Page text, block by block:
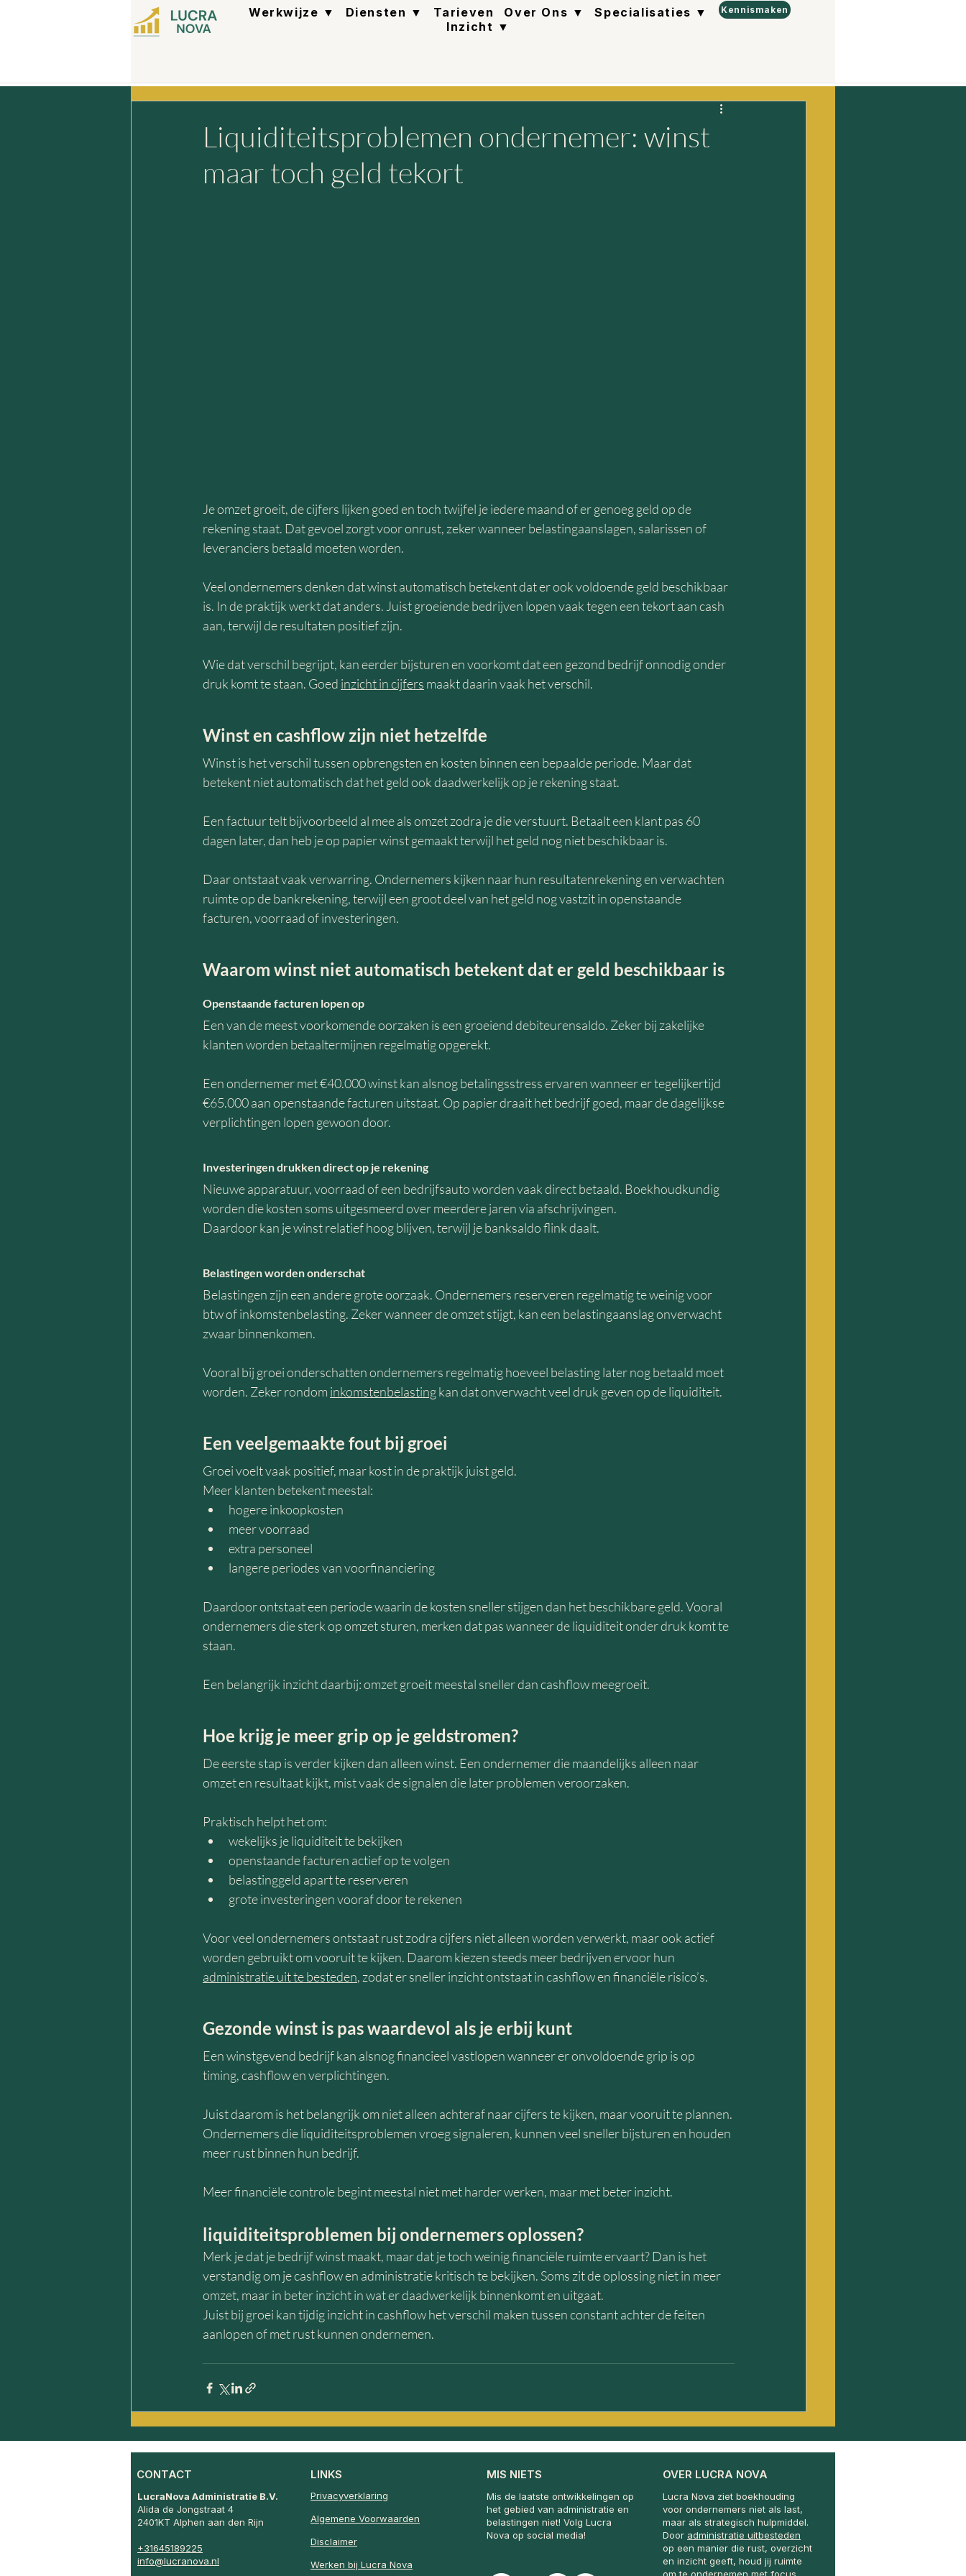
Werkwijze ▼ Diensten ▼ Tarieven Over Ons ▼
Specialisaties ▼
Inzicht ▼
Kennismaken
Liquiditeitsproblemen ondernemer: winst
maar toch geld tekort
Je omzet groeit, de cijfers lijken goed en toch twijfel je iedere maand of er genoeg geld op de
rekening staat. Dat gevoel zorgt voor onrust, zeker wanneer belastingaanslagen, salarissen of
leveranciers betaald moeten worden.
Veel ondernemers denken dat winst automatisch betekent dat er ook voldoende geld beschikbaar
is. In de praktijk werkt dat anders. Juist groeiende bedrijven lopen vaak tegen een tekort aan cash
aan, terwijl de resultaten positief zijn.
Wie dat verschil begrijpt, kan eerder bijsturen en voorkomt dat een gezond bedrijf onnodig onder
druk komt te staan. Goed inzicht in cijfers maakt daarin vaak het verschil.
Winst en cashflow zijn niet hetzelfde
Winst is het verschil tussen opbrengsten en kosten binnen een bepaalde periode. Maar dat
betekent niet automatisch dat het geld ook daadwerkelijk op je rekening staat.
Een factuur telt bijvoorbeeld al mee als omzet zodra je die verstuurt. Betaalt een klant pas 60
dagen later, dan heb je op papier winst gemaakt terwijl het geld nog niet beschikbaar is.
Daar ontstaat vaak verwarring. Ondernemers kijken naar hun resultatenrekening en verwachten
ruimte op de bankrekening, terwijl een groot deel van het geld nog vastzit in openstaande
facturen, voorraad of investeringen.
Waarom winst niet automatisch betekent dat er geld beschikbaar is
Openstaande facturen lopen op
Een van de meest voorkomende oorzaken is een groeiend debiteurensaldo. Zeker bij zakelijke
klanten worden betaaltermijnen regelmatig opgerekt.
Een ondernemer met €40.000 winst kan alsnog betalingsstress ervaren wanneer er tegelijkertijd
€65.000 aan openstaande facturen uitstaat. Op papier draait het bedrijf goed, maar de dagelijkse
verplichtingen lopen gewoon door.
Investeringen drukken direct op je rekening
Nieuwe apparatuur, voorraad of een bedrijfsauto worden vaak direct betaald. Boekhoudkundig
worden die kosten soms uitgesmeerd over meerdere jaren via afschrijvingen.
Daardoor kan je winst relatief hoog blijven, terwijl je banksaldo flink daalt.
Belastingen worden onderschat
Belastingen zijn een andere grote oorzaak. Ondernemers reserveren regelmatig te weinig voor
btw of inkomstenbelasting. Zeker wanneer de omzet stijgt, kan een belastingaanslag onverwacht
zwaar binnenkomen.
Vooral bij groei onderschatten ondernemers regelmatig hoeveel belasting later nog betaald moet
worden. Zeker rondom inkomstenbelasting kan dat onverwacht veel druk geven op de liquiditeit.
Een veelgemaakte fout bij groei
Groei voelt vaak positief, maar kost in de praktijk juist geld.
Meer klanten betekent meestal:
hogere inkoopkosten
meer voorraad
extra personeel
langere periodes van voorfinanciering
Daardoor ontstaat een periode waarin de kosten sneller stijgen dan het beschikbare geld. Vooral
ondernemers die sterk op omzet sturen, merken dat pas wanneer de liquiditeit onder druk komt te
staan.
Een belangrijk inzicht daarbij: omzet groeit meestal sneller dan cashflow meegroeit.
Hoe krijg je meer grip op je geldstromen?
De eerste stap is verder kijken dan alleen winst. Een ondernemer die maandelijks alleen naar
omzet en resultaat kijkt, mist vaak de signalen die later problemen veroorzaken.
Praktisch helpt het om:
wekelijks je liquiditeit te bekijken
openstaande facturen actief op te volgen
belastinggeld apart te reserveren
grote investeringen vooraf door te rekenen
Voor veel ondernemers ontstaat rust zodra cijfers niet alleen worden verwerkt, maar ook actief
worden gebruikt om vooruit te kijken. Daarom kiezen steeds meer bedrijven ervoor hun
administratie uit te besteden, zodat er sneller inzicht ontstaat in cashflow en financiële risico’s.
Gezonde winst is pas waardevol als je erbij kunt
Een winstgevend bedrijf kan alsnog financieel vastlopen wanneer er onvoldoende grip is op
timing, cashflow en verplichtingen.
Juist daarom is het belangrijk om niet alleen achteraf naar cijfers te kijken, maar vooruit te plannen.
Ondernemers die liquiditeitsproblemen vroeg signaleren, kunnen veel sneller bijsturen en houden
meer rust binnen hun bedrijf.
Meer financiële controle begint meestal niet met harder werken, maar met beter inzicht.
liquiditeitsproblemen bij ondernemers oplossen?
Merk je dat je bedrijf winst maakt, maar dat je toch weinig financiële ruimte ervaart? Dan is het
verstandig om je cashflow en administratie kritisch te bekijken. Soms zit de oplossing niet in meer
omzet, maar in beter inzicht in wat er daadwerkelijk binnenkomt en uitgaat.
Juist bij groei kan tijdig inzicht in cashflow het verschil maken tussen constant achter de feiten
aanlopen of met rust kunnen ondernemen.
CONTACT
LucraNova Administratie B.V.
Alida de Jongstraat 4
2401KT Alphen aan den Rijn
+31645189225
info@lucranova.nl
LINKS
Privacyverklaring
Algemene Voorwaarden
Disclaimer
Werken bij Lucra Nova
MIS NIETS
Mis de laatste ontwikkelingen op
het gebied van administratie en
belastingen niet! Volg Lucra
Nova op social media!
OVER LUCRA NOVA
Lucra Nova ziet boekhouding
voor ondernemers niet als last,
maar als strategisch hulpmiddel.
Door administratie uitbesteden
op een manier die rust, overzicht
en inzicht geeft, houd jij ruimte